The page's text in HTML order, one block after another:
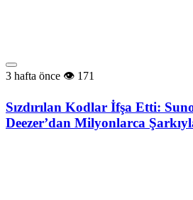
3 hafta önce 171
Sızdırılan Kodlar İfşa Etti:
Deezer’dan Milyonlarca